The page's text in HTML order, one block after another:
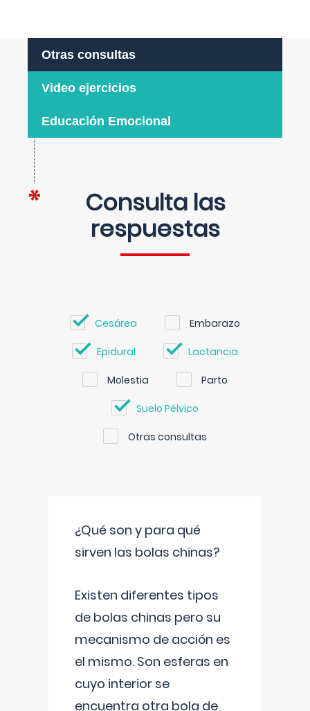
Otras consultas
Video ejercicios
Educación Emocional
Consulta las
respuestas
Cesárea Embarazo
Epidural Lactancia
Molestia Parto
Suelo Pélvico
Otras consultas
¿Qué son y para qué
sirven las bolas chinas?
Existen diferentes tipos
de bolas chinas pero su
mecanismo de acción es
el mismo. Son esferas en
cuyo interior se
encuentra otra bola de